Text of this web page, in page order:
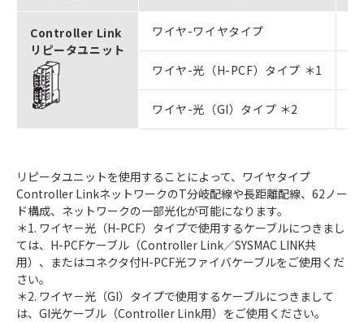
Controller Link
リピータユニット
ワイヤ-ワイヤタイプ
ワイヤ-光（H-PCF）タイプ ＊1
ワイヤ-光（GI）タイプ ＊2
リピータユニットを使用することによって、ワイヤタイプ
Controller LinkネットワークのT分岐配線や長距離配線、62ノー
ド構成、ネットワークの一部光化が可能になります。
＊1. ワイヤ－光（H-PCF）タイプで使用するケーブルにつきまし
ては、H-PCFケーブル（Controller Link／SYSMAC LINK共
用）、またはコネクタ付H-PCF光ファイバケーブルをご使用くだ
さい。
＊2. ワイヤ－光（GI）タイプで使用するケーブルにつきまして
は、GI光ケーブル（Controller Link用）をご使用ください。